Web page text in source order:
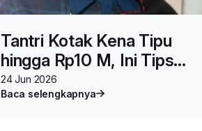
Tantri Kotak Kena Tipu
hingga Rp10 M, Ini Tips
Biar Kamu Gak Ikut Jadi
Korban
24 Jun 2026
Baca selengkapnya